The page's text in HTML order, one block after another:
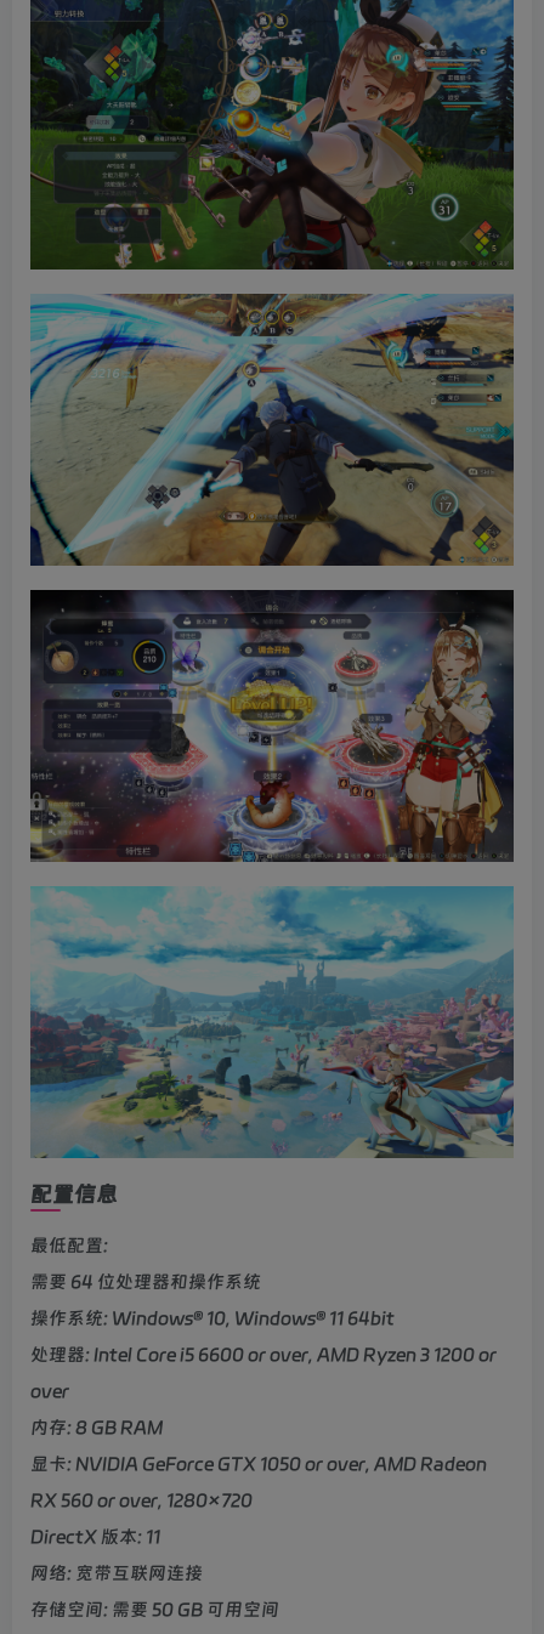
配置信息
最低配置:
需要 64 位处理器和操作系统
操作系统: Windows® 10, Windows® 11 64bit
处理器: Intel Core i5 6600 or over, AMD Ryzen 3 1200 or
over
内存: 8 GB RAM
显卡: NVIDIA GeForce GTX 1050 or over, AMD Radeon
RX 560 or over, 1280×720
DirectX 版本: 11
网络: 宽带互联网连接
存储空间: 需要 50 GB 可用空间